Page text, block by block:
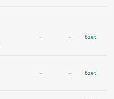
- - özet
- - özet